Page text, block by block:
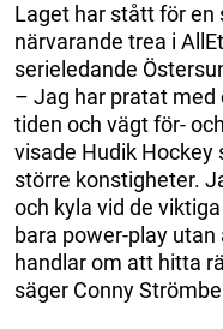
Laget har stått för en
närvarande trea i
serieledande
– Jag har pratat med
tiden och vägt för-
visade Hudik Hockey
större konstigheter.
och kyla vid de
bara power-play
handlar om att hitta
säger Conny